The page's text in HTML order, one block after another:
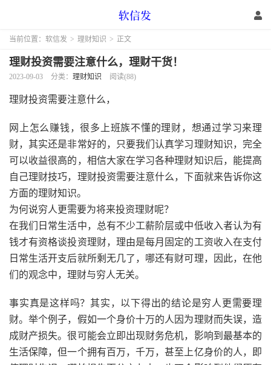
当前位置： 软信发 > 理财知识 > 正文
理财投资需要注意什么，理财干货！
2023-09-03 分类： 理财知识 阅读(88)
理财投资需要注意什么，
网上怎么赚钱，很多上班族不懂的理财，想通过学习来理
财，其实还是非常好的，只要我们认真学习理财知识，完全
可以收益很高的，相信大家在学习各种理财知识后，能提高
自己理财技巧，理财投资需要注意什么，下面就来告诉你这
方面的理财知识。
为何说穷人更需要为将来投资理财呢？
在我们日常生活中，总有不少工薪阶层或中低收入者认为有
钱才有资格谈投资理财，理由是每月固定的工资收入在支付
日常生活开支后就所剩无几了，哪还有财可理，因此，在他
们的观念中，理财与穷人无关。
事实真是这样吗？其实，以下得出的结论是穷人更需要理
财。举个例子，假如一个身价十万的人因为理财而失误，造
成财产损失。很可能会立即出现财务危机，影响到最基本的
生活保障，但一个拥有百万，千万，甚至上亿身价的人，即